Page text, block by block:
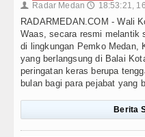
👤 Radar Medan 🕔 18:53:21,
RADARMEDAN.COM - Wali
Waas, secara resmi melantik
di lingkungan Pemko Medan,
yang berlangsung di Balai
peringatan keras berupa
bulan bagi para pejabat yang
Berita